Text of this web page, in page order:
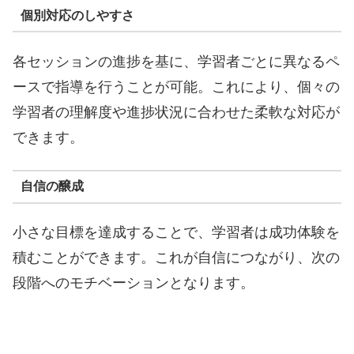
個別対応のしやすさ
各セッションの進捗を基に、学習者ごとに異なるペ
ースで指導を行うことが可能。これにより、個々の
学習者の理解度や進捗状況に合わせた柔軟な対応が
できます。
自信の醸成
小さな目標を達成することで、学習者は成功体験を
積むことができます。これが自信につながり、次の
段階へのモチベーションとなります。